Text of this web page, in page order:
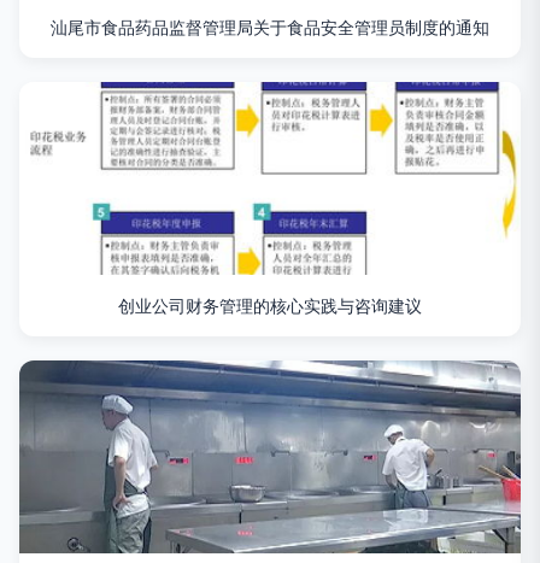
汕尾市食品药品监督管理局关于食品安全管理员制度的通知
创业公司财务管理的核心实践与咨询建议